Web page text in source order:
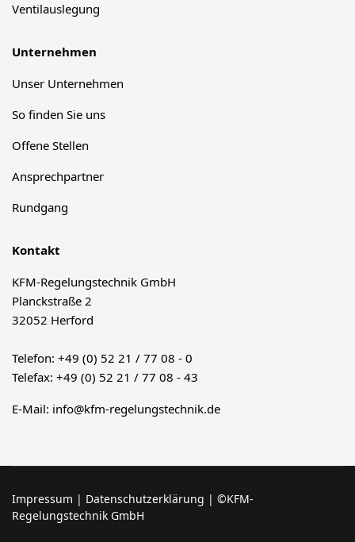
Ventilauslegung
Unternehmen
Unser Unternehmen
So finden Sie uns
Offene Stellen
Ansprechpartner
Rundgang
Kontakt
KFM-Regelungstechnik GmbH
Planckstraße 2
32052 Herford
Telefon: +49 (0) 52 21 / 77 08 - 0
Telefax: +49 (0) 52 21 / 77 08 - 43
E-Mail: info@kfm-regelungstechnik.de
Impressum | Datenschutzerklärung | ©KFM-
Regelungstechnik GmbH